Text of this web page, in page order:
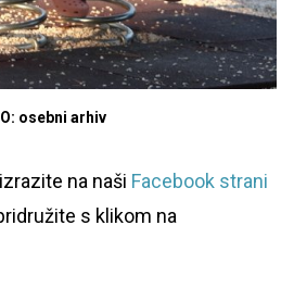
osebni arhiv
na naši Facebook strani
s klikom na